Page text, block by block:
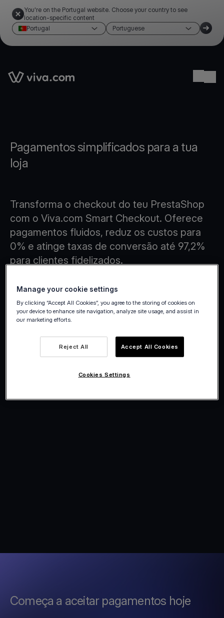
You're on the Portugal website. Choose your country to see
location-specific content
Portugal
Portuguese
Link to the homepage
Pagamentos simplificados para a tua
loja
Transforma o checkout do teu PrestaShop
com o Viva.com Smart Checkout. Oferece
pagamentos fluidos, reduz os custos para
0% e atinge taxas de conversão até 97,2%
para clientes fidelizados.
Começa a aceitar pagamentos hoje
Manage your cookie settings
By clicking “Accept All Cookies”, you agree to the storing of cookies on
your device to enhance site navigation, analyze site usage, and assist in
our marketing efforts.
Reject All Accept All Cookies
Cookies Settings